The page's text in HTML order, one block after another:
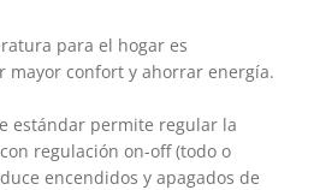
para el hogar es
confort y ahorrar energía.
estándar permite regular la
regulación on-off (todo o
encendidos y apagados de